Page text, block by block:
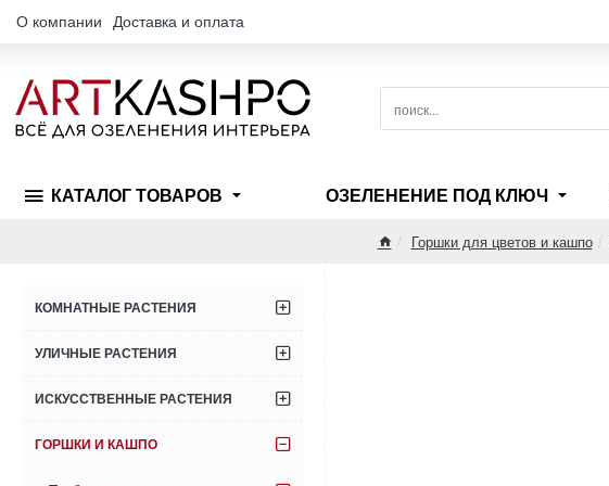
О компании Доставка и оплата
поиск...
КАТАЛОГ ТОВАРОВ ОЗЕЛЕНЕНИЕ ПОД КЛЮЧ
Горшки для цветов и кашпо
КОМНАТНЫЕ РАСТЕНИЯ
УЛИЧНЫЕ РАСТЕНИЯ
ИСКУССТВЕННЫЕ РАСТЕНИЯ
ГОРШКИ И КАШПО